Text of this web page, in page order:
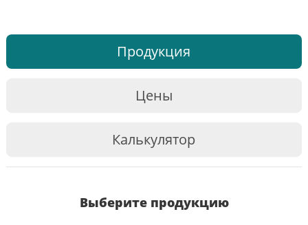
Продукция
Цены
Калькулятор
Выберите продукцию